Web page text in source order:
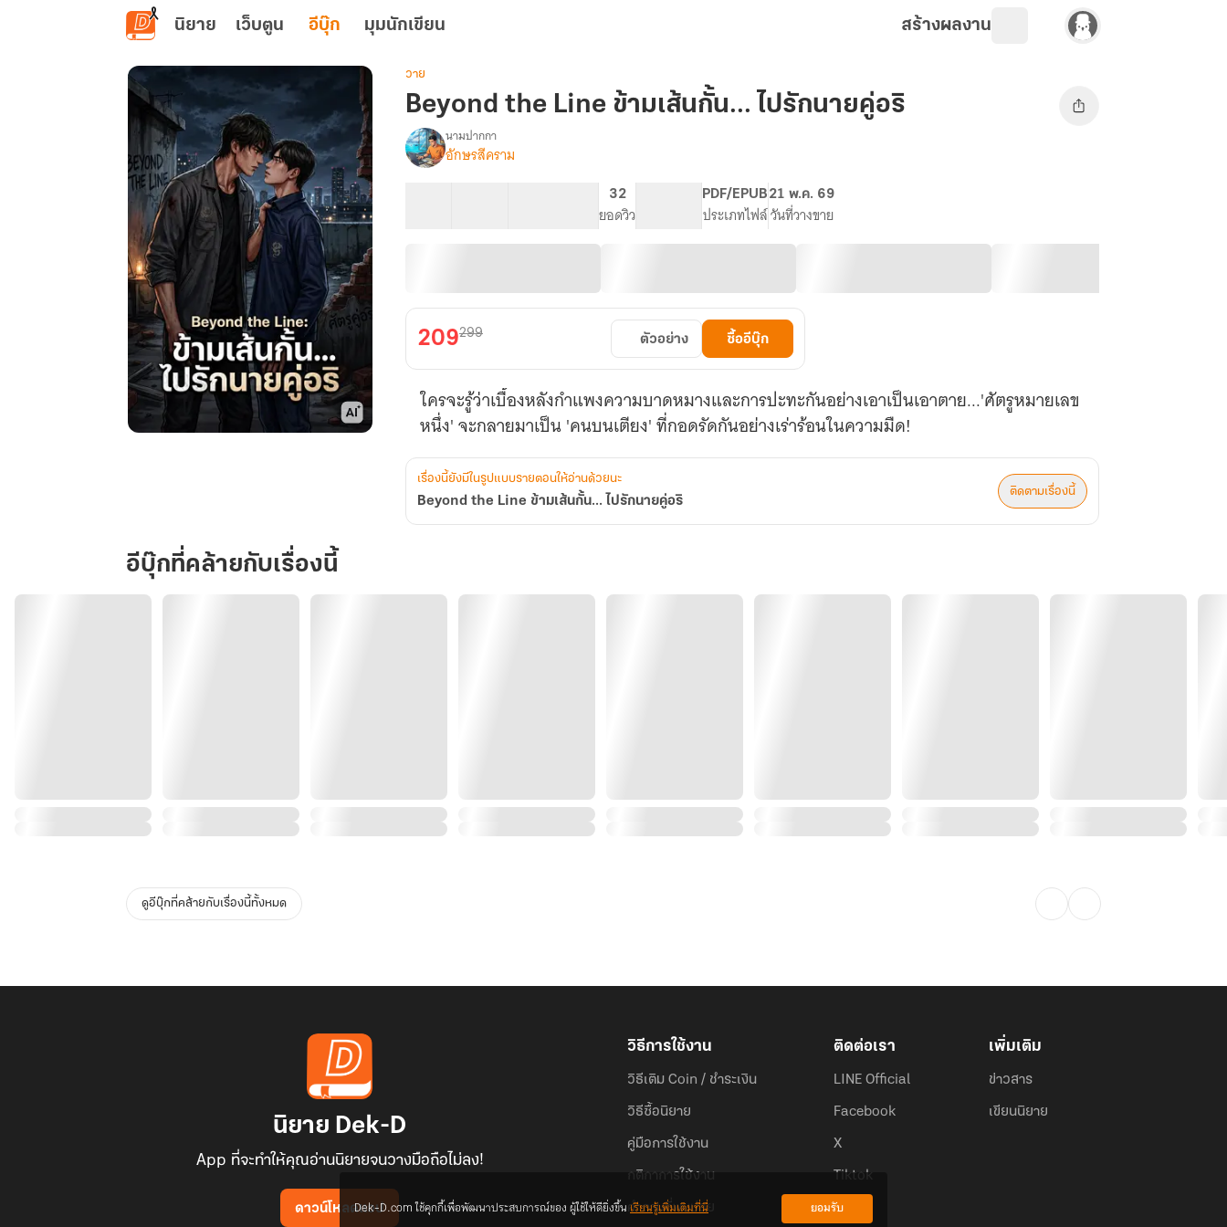
ข้ามไปยังเนื้อหาหลัก
นิยาย เว็บตูน อีบุ๊ก มุมนักเขียน สร้างผลงาน
กั้น...
ไป
รัก
วาย
Beyond the Line ข้ามเส้นกั้น... ไปรักนายคู่อริ
เรื่องBeyond
the
นาย
คู่อริ
นามปากกา
อักษรสีคราม
32
ยอดวิว
PDF/EPUB
ประเภทไฟล์
21 พ.ค. 69
วันที่วางขาย
209299
ตัวอย่าง ซื้ออีบุ๊ก
ใครจะรู้ว่าเบื้องหลังกำแพงความบาดหมางและการปะทะกันอย่างเอาเป็นเอาตาย...'ศัตรูหมายเลข
หนึ่ง' จะกลายมาเป็น 'คนบนเตียง' ที่กอดรัดกันอย่างเร่าร้อนในความมืด!
เรื่องนี้ยังมีในรูปแบบรายตอนให้อ่านด้วยนะ
Beyond the Line ข้ามเส้นกั้น... ไปรักนายคู่อริ
ติดตามเรื่องนี้
อีบุ๊กที่คล้ายกับเรื่องนี้
ดูอีบุ๊กที่คล้ายกับเรื่องนี้ทั้งหมด
นิยาย Dek-D
App ที่จะทำให้คุณอ่านนิยายจนวางมือถือไม่ลง!
ดาวน์โหลดแอป
วิธีการใช้งาน
วิธีเติม Coin / ชำระเงิน
วิธีซื้อนิยาย
คู่มือการใช้งาน
กติกาการใช้งาน
คำถามที่พบบ่อย
ติดต่อเรา
LINE Official
Facebook
X
Tiktok
เพิ่มเติม
ข่าวสาร
เขียนนิยาย
Dek-D.com ใช้คุกกี้เพื่อพัฒนาประสบการณ์ของ ผู้ใช้ให้ดียิ่งขึ้นเรียนรู้เพิ่มเติมที่นี่ ยอมรับ